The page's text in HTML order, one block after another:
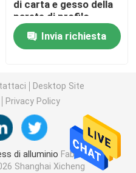
di carta e gesso della
parete di profilo
40x40 con Pin Hinge
Invia richiesta
Desktop Site
Privacy Policy
di alluminio Fabbrica
Shanghai Xicheng